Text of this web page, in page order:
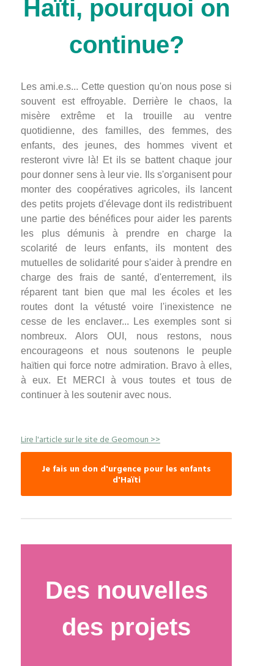
Haïti, pourquoi on
continue?
Les ami.e.s... Cette question qu'on nous pose si
souvent est effroyable. Derrière le chaos, la
misère extrême et la trouille au ventre
quotidienne, des familles, des femmes, des
enfants, des jeunes, des hommes vivent et
resteront vivre là! Et ils se battent chaque jour
pour donner sens à leur vie. Ils s'organisent pour
monter des coopératives agricoles, ils lancent
des petits projets d'élevage dont ils redistribuent
une partie des bénéfices pour aider les parents
les plus démunis à prendre en charge la
scolarité de leurs enfants, ils montent des
mutuelles de solidarité pour s'aider à prendre en
charge des frais de santé, d'enterrement, ils
réparent tant bien que mal les écoles et les
routes dont la vétusté voire l'inexistence ne
cesse de les enclaver... Les exemples sont si
nombreux. Alors OUI, nous restons, nous
encourageons et nous soutenons le peuple
haïtien qui force notre admiration. Bravo à elles,
à eux. Et MERCI à vous toutes et tous de
continuer à les soutenir avec nous.
Lire l'article sur le site de Geomoun >>
Je fais un don d'urgence pour les enfants
d'Haïti
Des nouvelles
des projets